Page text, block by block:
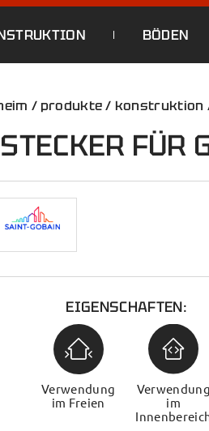
BÖDEN
/produkte / konstruktion
STECKER FÜR
EIGENSCHAFTEN:
Verwendung
im Freien
Verwendung
im